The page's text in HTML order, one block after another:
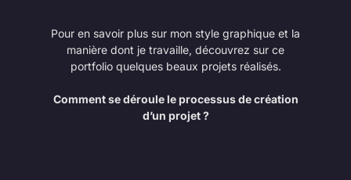
Pour en savoir plus sur mon style graphique et la
manière dont je travaille, découvrez sur ce
portfolio quelques beaux projets réalisés.
Comment se déroule le processus de création
d’un projet ?